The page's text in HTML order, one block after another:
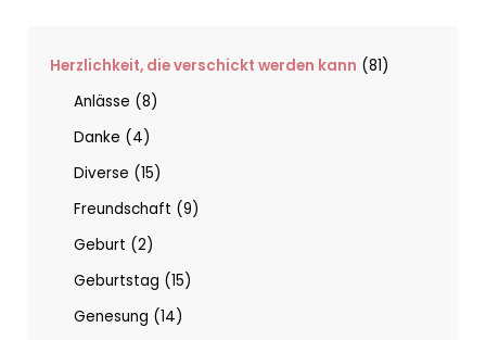
Herzlichkeit, die verschickt werden kann
81
Anlässe
8
Danke
4
Diverse
15
Freundschaft
9
Geburt
2
Geburtstag
15
Genesung
14